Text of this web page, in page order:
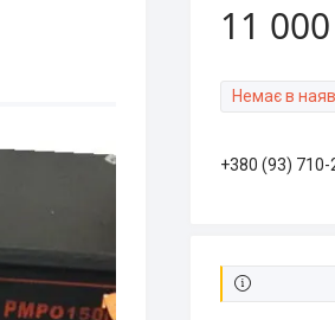
11
Немає в
+380 (93) 710-